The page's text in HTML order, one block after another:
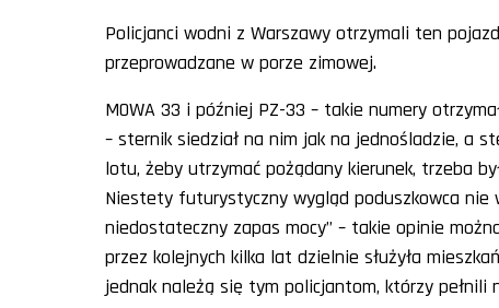
Policjanci wodni z Warszawy otrzymali ten
przeprowadzane w porze zimowej.
MOWA 33 i później PZ-33 – takie numery
– sternik siedział na nim jak na jednośladzie, a
lotu, żeby utrzymać pożądany kierunek, trzeba
Niestety futurystyczny wygląd poduszkowca nie
niedostateczny zapas mocy” – takie opinie
przez kolejnych kilka lat dzielnie służyła
jednak należą się tym policjantom, którzy pełnili